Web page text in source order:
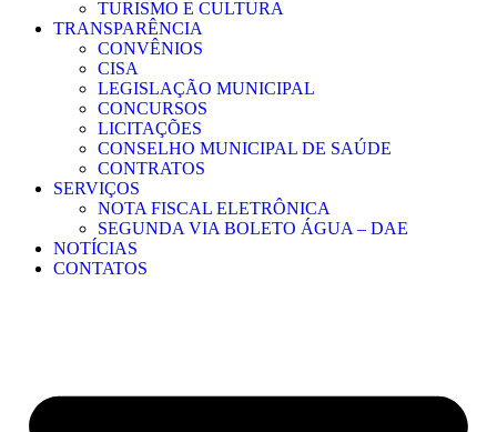
TURISMO E CULTURA
TRANSPARÊNCIA
CONVÊNIOS
CISA
LEGISLAÇÃO MUNICIPAL
CONCURSOS
LICITAÇÕES
CONSELHO MUNICIPAL DE SAÚDE
CONTRATOS
SERVIÇOS
NOTA FISCAL ELETRÔNICA
SEGUNDA VIA BOLETO ÁGUA – DAE
NOTÍCIAS
CONTATOS